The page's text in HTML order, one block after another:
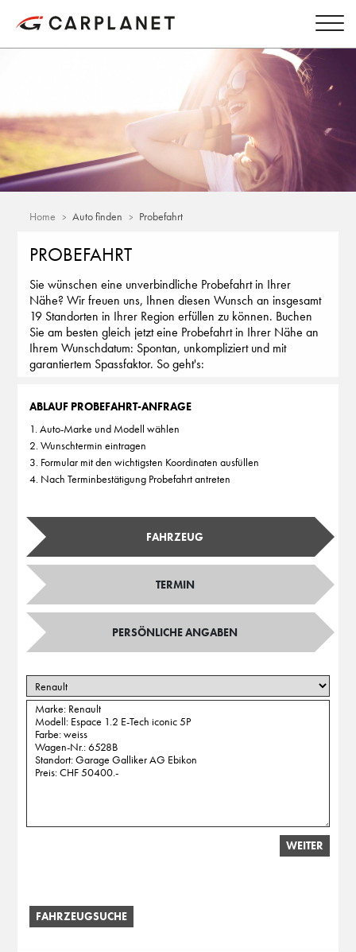
Home Auto finden Probefahrt
PROBEFAHRT
Sie wünschen eine unverbindliche Probefahrt in Ihrer
Nähe? Wir freuen uns, Ihnen diesen Wunsch an insgesamt
19 Standorten in Ihrer Region erfüllen zu können. Buchen
Sie am besten gleich jetzt eine Probefahrt in Ihrer Nähe an
Ihrem Wunschdatum: Spontan, unkompliziert und mit
garantiertem Spassfaktor. So geht's:
ABLAUF PROBEFAHRT-ANFRAGE
1. Auto-Marke und Modell wählen
2. Wunschtermin eintragen
3. Formular mit den wichtigsten Koordinaten ausfüllen
4. Nach Terminbestätigung Probefahrt antreten
FAHRZEUG
TERMIN
PERSÖNLICHE ANGABEN
WEITER
FAHRZEUGSUCHE